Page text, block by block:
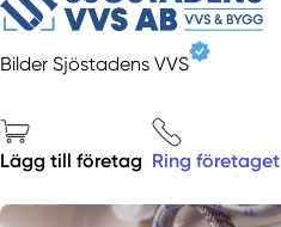
Bilder Sjöstadens VVS
Lägg till företag Ring företaget